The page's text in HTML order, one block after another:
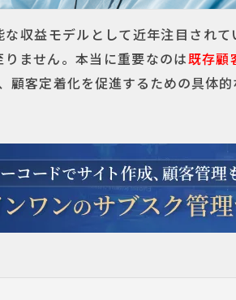
収益モデルとして近年注目され
ません。本当に重要なのは既存顧
顧客定着化を促進するための具体